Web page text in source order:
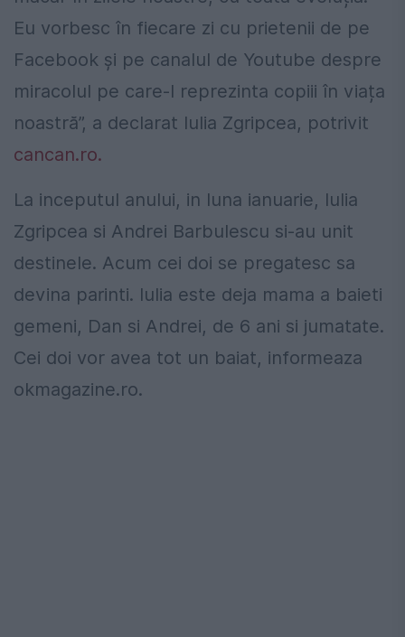
Eu vorbesc în fiecare zi cu prietenii de pe
Facebook și pe canalul de Youtube despre
miracolul pe care-l reprezinta copiii în viața
noastră”, a declarat Iulia Zgripcea, potrivit
cancan.ro.
La inceputul anului, in luna ianuarie, Iulia
Zgripcea si Andrei Barbulescu si-au unit
destinele. Acum cei doi se pregatesc sa
devina parinti. Iulia este deja mama a baieti
gemeni, Dan si Andrei, de 6 ani si jumatate.
Cei doi vor avea tot un baiat, informeaza
okmagazine.ro.